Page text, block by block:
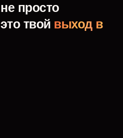
не просто
это твой выход в